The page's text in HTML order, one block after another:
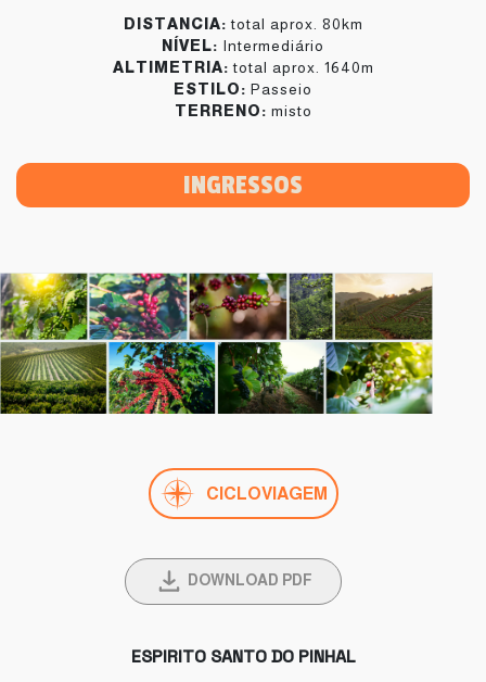
DISTANCIA: total aprox. 80km
NÍVEL: Intermediário
ALTIMETRIA: total aprox. 1640m
ESTILO: Passeio
TERRENO: misto
INGRESSOS
CICLOVIAGEM
DOWNLOAD PDF
ESPIRITO SANTO DO PINHAL